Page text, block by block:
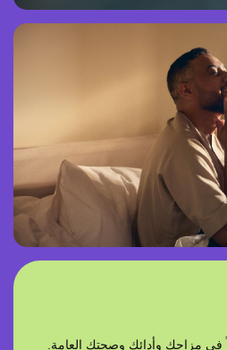
في مزاجك وأدائك وصحتك العامة.